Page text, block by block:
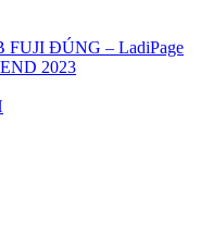
FUJI ĐÚNG – LadiPage
2023